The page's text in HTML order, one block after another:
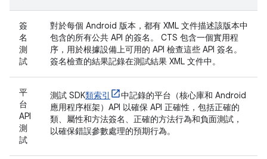
簽
名
測
試
對於每個 Android 版本，都有 XML 文件描述該版本中
包含的所有公共 API 的簽名。 CTS 包含一個實用程
序，用於根據設備上可用的 API 檢查這些 API 簽名。
簽名檢查的結果記錄在測試結果 XML 文件中。
平
台
API
測
試
測試 SDK類索引
中記錄的平台（核心庫和 Android
應用程序框架）API 以確保 API 正確性，包括正確的
類、屬性和方法簽名、正確的方法行為和負面測試，
以確保錯誤參數處理的預期行為。